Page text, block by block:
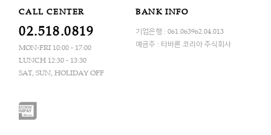
CALL CENTER
02.518.0819
MON-FRI 10:00 - 17:00
LUNCH 12:30 - 13:30
SAT, SUN, HOLIDAY OFF
BANK INFO
기업은행 : 061.063962.04.013
예금주 : 타바론 코리아 주식회사